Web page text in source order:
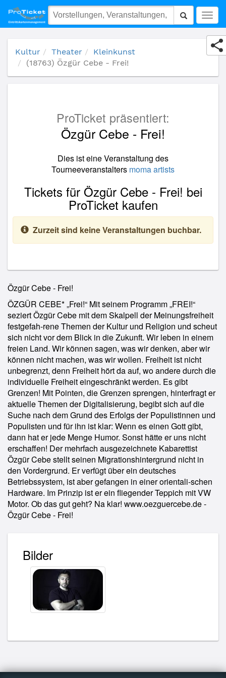
(18763) Özgür Cebe - Frei!
Kultur Theater
Kleinkunst
(18763) Özgür Cebe - Frei!
ProTicket präsentiert:
Özgür Cebe - Frei!
Dies ist eine Veranstaltung des
Tourneeveranstalters moma artists
Tickets für Özgür Cebe - Frei! bei
ProTicket kaufen
Zurzeit sind keine Veranstaltungen buchbar.
Özgür Cebe - Frei!
ÖZGÜR CEBE* „Frei!“ Mit seinem Programm „FREI!“
seziert Özgür Cebe mit dem Skalpell der Meinungsfreiheit
festgefah-rene Themen der Kultur und Religion und scheut
sich nicht vor dem Blick in die Zukunft. Wir leben in einem
freien Land. Wir können sagen, was wir denken, aber wir
können nicht machen, was wir wollen. Freiheit ist nicht
unbegrenzt, denn Freiheit hört da auf, wo andere durch die
individuelle Freiheit eingeschränkt werden. Es gibt
Grenzen! Mit Pointen, die Grenzen sprengen, hinterfragt er
aktuelle Themen der Digitalisierung, begibt sich auf die
Suche nach dem Grund des Erfolgs der Populistinnen und
Populisten und für ihn ist klar: Wenn es einen Gott gibt,
dann hat er jede Menge Humor. Sonst hätte er uns nicht
erschaffen! Der mehrfach ausgezeichnete Kabarettist
Özgür Cebe stellt seinen Migrationshintergrund nicht in
den Vordergrund. Er verfügt über ein deutsches
Betriebssystem, ist aber gefangen in einer orientali-schen
Hardware. Im Prinzip ist er ein fliegender Teppich mit VW
Motor. Ob das gut geht? Na klar! www.oezguercebe.de -
Özgür Cebe - Frei!
Bilder